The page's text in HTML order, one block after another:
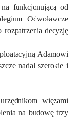
funkcjonującą od
Odwoławcze
rozpatrzenia decyzję
Adamowi
nadal szerokie i
więzami
na budowę trzy